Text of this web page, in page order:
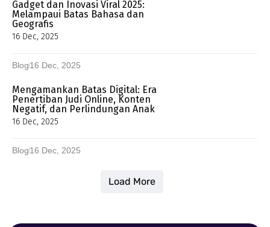
Gadget dan Inovasi Viral 2025:
Melampaui Batas Bahasa dan
Geografis
16 Dec, 2025
Blog16 Dec, 2025
Mengamankan Batas Digital: Era
Penertiban Judi Online, Konten
Negatif, dan Perlindungan Anak
16 Dec, 2025
Blog16 Dec, 2025
Load More